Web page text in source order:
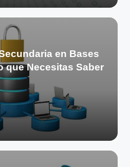
en Bases
que Necesitas Saber